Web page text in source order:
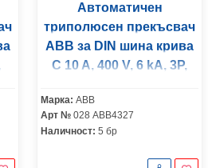
Автоматичен
триполюсен прекъсвач
ABB за DIN шина крива
C 10 A, 400 V, 6 kA, 3P,
Марка: ABB
Арт № 028 ABB4327
Наличност: 5 бр